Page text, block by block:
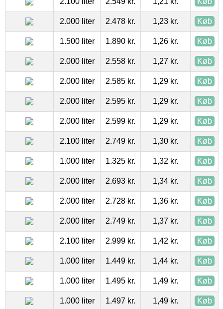
2.000 liter 2.478 kr. 1,23 kr. Køb
1.500 liter 1.890 kr. 1,26 kr. Køb
2.000 liter 2.558 kr. 1,27 kr. Køb
2.000 liter 2.585 kr. 1,29 kr. Køb
2.000 liter 2.595 kr. 1,29 kr. Køb
2.000 liter 2.599 kr. 1,29 kr. Køb
2.100 liter 2.749 kr. 1,30 kr. Køb
1.000 liter 1.325 kr. 1,32 kr. Køb
2.000 liter 2.693 kr. 1,34 kr. Køb
2.000 liter 2.728 kr. 1,36 kr. Køb
2.000 liter 2.749 kr. 1,37 kr. Køb
2.100 liter 2.999 kr. 1,42 kr. Køb
1.000 liter 1.449 kr. 1,44 kr. Køb
1.000 liter 1.495 kr. 1,49 kr. Køb
1.000 liter 1.497 kr. 1,49 kr. Køb